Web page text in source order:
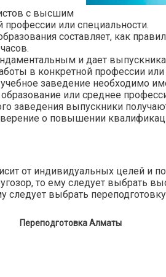
с высшим
или специальности.
составляет, как
и дает
в конкретной профессии или
заведение необходимо
или среднее
заведения выпускники
о повышении
от индивидуальных целей и
то ему следует выбрать
следует выбрать
Переподготовка Алматы